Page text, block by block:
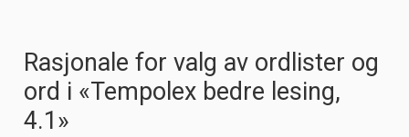
Rasjonale for valg av ordlister og
ord i «Tempolex bedre lesing,
4.1»